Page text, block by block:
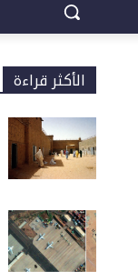
الأكثر قراءة